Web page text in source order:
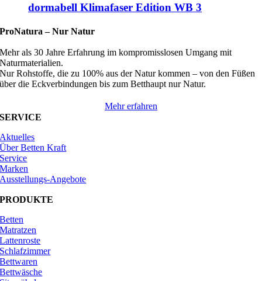
dormabell Klimafaser Edition WB 3
ProNatura –Nur Natur
Mehr als 30 Jahre Erfahrung im kompromisslosen Umgang mit
Naturmaterialien.
Nur Rohstoffe, die zu 100% aus der Natur kommen – von den Füßen
über die Eckverbindungen bis zum Betthaupt nur Natur.
Mehr erfahren
SERVICE
Aktuelles
Über Betten Kraft
Service
Marken
Ausstellungs-Angebote
PRODUKTE
Betten
Matratzen
Lattenroste
Schlafzimmer
Bettwaren
Bettwäsche